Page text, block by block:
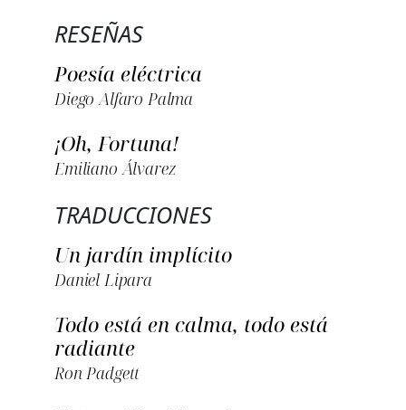
RESEÑAS
Poesía eléctrica
Diego Alfaro Palma
¡Oh, Fortuna!
Emiliano Álvarez
TRADUCCIONES
Un jardín implícito
Daniel Lipara
Todo está en calma, todo está
radiante
Ron Padgett